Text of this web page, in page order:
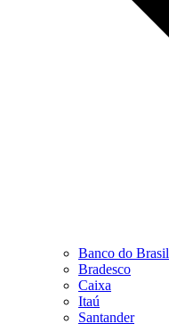
Banco do Brasil
Bradesco
Caixa
Itaú
Santander